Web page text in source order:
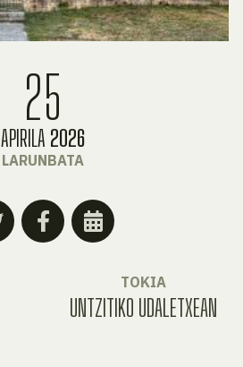
25
APIRILA 2026
LARUNBATA
TOKIA
UNTZITIKO UDALETXEAN